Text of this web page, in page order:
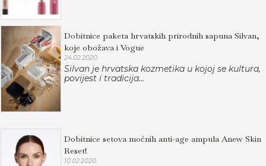
Dobitnice paketa hrvatskih prirodnih sapuna Silvan,
koje obožava i Vogue
24.02.2020.
Silvan je hrvatska kozmetika u kojoj se kultura,
povijest i tradicija...
Dobitnice setova moćnih anti-age ampula Anew Skin
Reset!
10.02.2020.